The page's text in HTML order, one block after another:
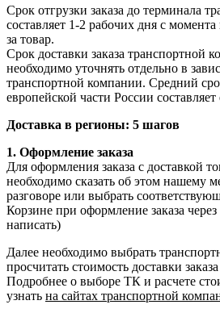
Срок отгрузки заказа до терминала
составляет 1-2 рабочих дня с
за товар.
Срок доставки заказа транспортной
необходимо уточнять отдельно в
транспортной компании. Средний
европейской части России
Доставка в регионы: 5 шагов
1. Оформление заказа
Для оформления заказа с доставкой
необходимо сказать об этом нашему
разговоре или выбрать
Корзине при оформление заказа
написать)
Далее необходимо выбрать
просчитать стоимость доставки
Подробнее о выборе ТК и расчете
узнать на сайтах транспортной